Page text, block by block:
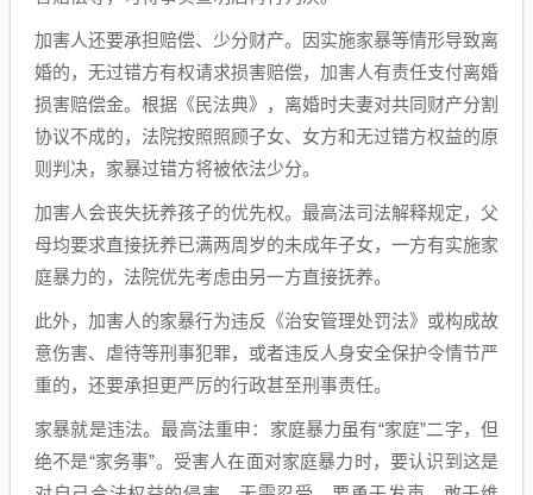
加害人还要承担赔偿、少分财产。因实施家暴等情形导致离
婚的，无过错方有权请求损害赔偿，加害人有责任支付离婚
损害赔偿金。根据《民法典》，离婚时夫妻对共同财产分割
协议不成的，法院按照照顾子女、女方和无过错方权益的原
则判决，家暴过错方将被依法少分。
加害人会丧失抚养孩子的优先权。最高法司法解释规定，父
母均要求直接抚养已满两周岁的未成年子女，一方有实施家
庭暴力的，法院优先考虑由另一方直接抚养。
此外，加害人的家暴行为违反《治安管理处罚法》或构成故
意伤害、虐待等刑事犯罪，或者违反人身安全保护令情节严
重的，还要承担更严厉的行政甚至刑事责任。
家暴就是违法。最高法重申：家庭暴力虽有“家庭”二字，但
绝不是“家务事”。受害人在面对家庭暴力时，要认识到这是